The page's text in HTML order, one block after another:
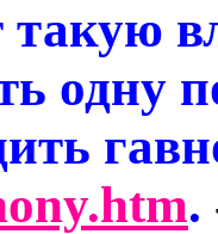
одну
.